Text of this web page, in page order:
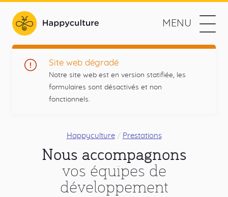
contenu
web
MENU
Navigation
Méthodologie
Contact
Blog
Site web dégradé
Notre site web est en version statifiée, les
formulaires sont désactivés et non
fonctionnels.
d'Ariane
Happyculture Prestations
Nous accompagnons
vos équipes de
développement